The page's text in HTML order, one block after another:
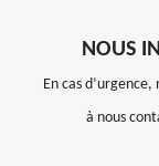
NOUS
En cas
à nous